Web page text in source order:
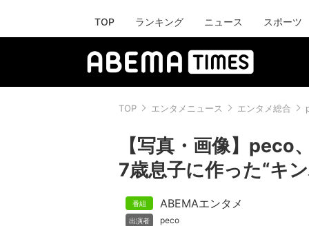
TOP ランキング ニュース スポーツ
TOP エンタメニュース エンタメ総合
【写真・画像】
7歳息子に作った“キ
ABEMAエンタメ
peco